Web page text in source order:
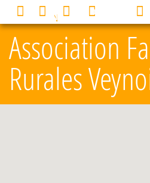
Association
Rurales
MENU 0
Panneau de gestion des cookies